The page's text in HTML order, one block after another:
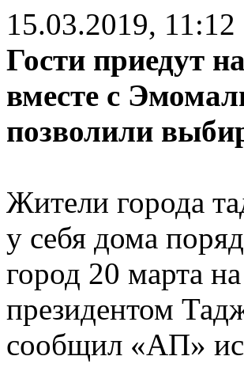
15.03.2019, 11:12
Гости приедут
вместе с
позволили
Жители города
у себя дома
город 20 марта
президентом
сообщил «АП»